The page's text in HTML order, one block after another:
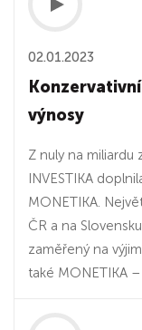
02.01.2023
výnosy
Z nuly na
INVESTIKA
MONETIKA.
ČR a na
zaměřený na
také MONETIKA